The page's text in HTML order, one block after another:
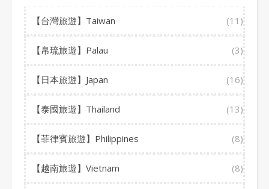
【台灣旅遊】Taiwan (11)
【帛琉旅遊】Palau (3)
【日本旅遊】Japan (16)
【泰國旅遊】Thailand (13)
【菲律賓旅遊】Philippines (8)
【越南旅遊】Vietnam (8)